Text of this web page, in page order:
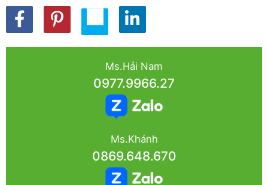
Ms.Hải Nam
0977.9966.27
Ms.Khánh
0869.648.670